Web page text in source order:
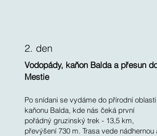
2. den
Vodopády, kaňon Balda a přesun do
Mestie
Po snídani se vydáme do přírodní oblasti
kaňonu Balda, kde nás čeká první
pořádný gruzinský trek - 13,5 km,
převýšení 730 m. Trasa vede nádhernou a